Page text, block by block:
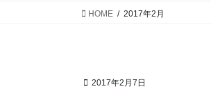
HOME 2017年2月
2017年2月7日